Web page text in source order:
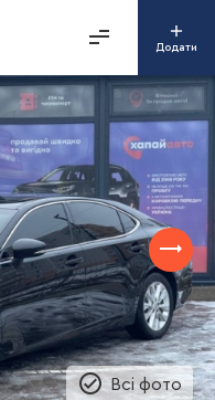
Додати
Всі фото